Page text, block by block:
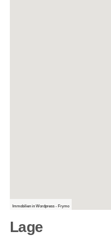
Immobilien in Wordpress - Frymo
Lage